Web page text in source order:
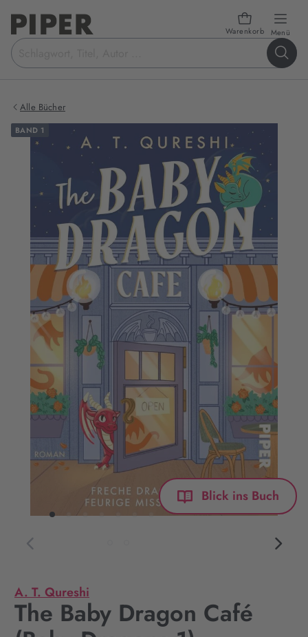
Warenkorb Menü
Suchbegriff
eingeben
Alle Bücher
BAND 1
Blick ins Buch
Produktbilder
zum
Buch
A. T. Qureshi
The Baby Dragon Café